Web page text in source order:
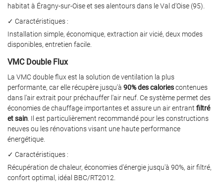
habitat à Éragny‑sur‑Oise et ses alentours dans le Val d'Oise (95).
✓ Caractéristiques :
Installation simple, économique, extraction air vicié, deux modes
disponibles, entretien facile.
VMC Double Flux
La VMC double flux est la solution de ventilation la plus
performante, car elle récupère jusqu'à 90% des caloriescontenues
dans l'air extrait pour préchauffer l'air neuf. Ce système permet des
économies de chauffage importantes et assure un air entrant filtré
et sain . Il est particulièrement recommandé pour les constructions
neuves ou les rénovations visant une haute performance
énergétique.
✓ Caractéristiques :
Récupération de chaleur, économies d'énergie jusqu'à 90%, air filtré,
confort optimal, idéal BBC/RT2012.